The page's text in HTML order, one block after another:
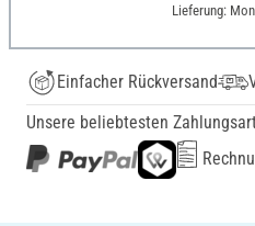
Lieferung:
Einfacher Rückversand
Unsere beliebtesten